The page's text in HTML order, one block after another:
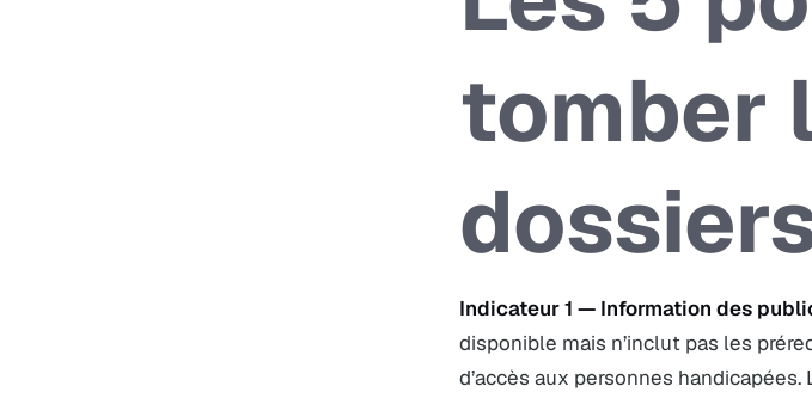
tomber
Indicateur 1 — Information des
disponible mais n’inclut pas les
d’accès aux personnes